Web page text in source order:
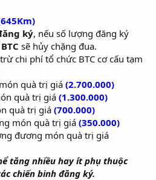
ký, nếu số lượng đăng ký
sẽ hủy chặng đua.
chi phí tổ chức BTC cơ cấu tạm
quà trị giá(2.700.000)
quà trị giá(1.300.000)
quà trị giá(700.000)
món quà trị giá(350.000)
đương món quà trị giá
tăng nhiều hay ít phụ thuộc
chiến binh đăng ký.